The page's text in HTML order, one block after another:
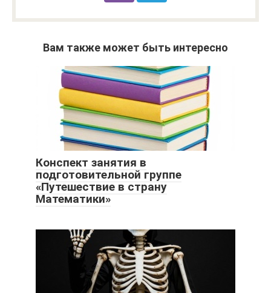
Вам также может быть интересно
Конспект занятия в
подготовительной группе
«Путешествие в страну
Математики»